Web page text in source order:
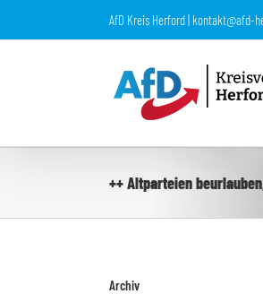
Inhalt
AfD Kreis Herford | kontakt@afd-
++ Altparteien
Archiv